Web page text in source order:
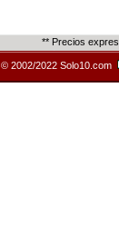
** Precios
© 2002/2022 Solo10.com